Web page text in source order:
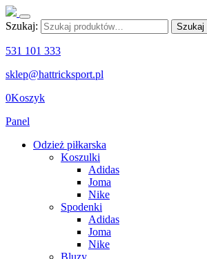
Szukaj: Szukaj
531 101 333
sklep@hattricksport.pl
0Koszyk
Panel
Odzież piłkarska
Koszulki
Adidas
Joma
Nike
Spodenki
Adidas
Joma
Nike
Bluzy